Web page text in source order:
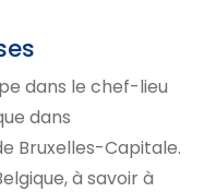
dans le chef-lieu
dans
Bruxelles-Capitale.
à savoir à